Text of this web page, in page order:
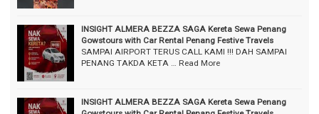
INSIGHT ALMERA BEZZA SAGA Kereta Sewa Penang
Gowstours with Car Rental Penang Festive Travels
SAMPAI AIRPORT TERUS CALL KAMI !!! DAH SAMPAI
PENANG TAKDA KETA …
Read More
INSIGHT ALMERA BEZZA SAGA Kereta Sewa Penang